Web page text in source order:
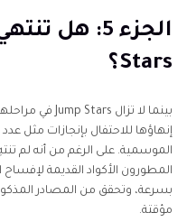
Stars؟
إنهاؤها للاحتفال بإنجازات مثل عدد
الموسمية. على الرغم من أنه لم
المطورون الأكواد القديمة
بسرعة، وتحقق من المصادر
مؤقتة.